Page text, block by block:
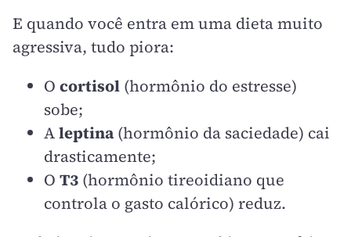
E quando você entra em uma dieta muito
agressiva, tudo piora:
O cortisol (hormônio do estresse)
sobe;
Aleptina(hormônio da saciedade) cai
drasticamente;
O T3 (hormônio tireoidiano que
controla o gasto calórico) reduz.